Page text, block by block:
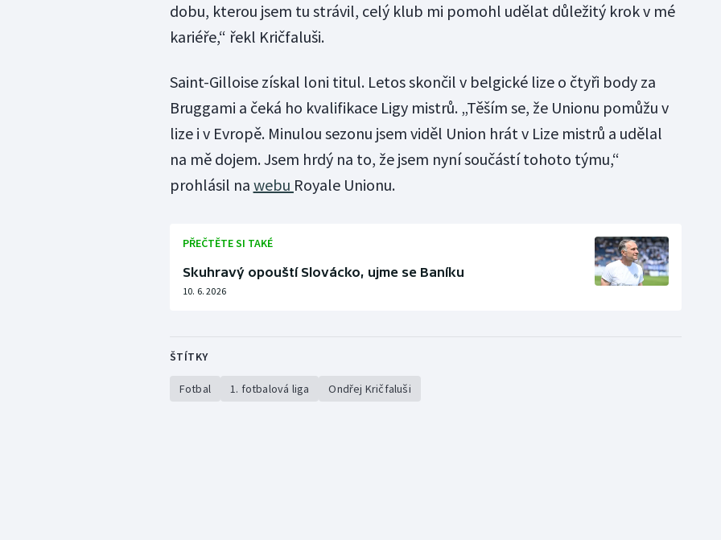
dobu, kterou jsem tu strávil, celý klub mi pomohl udělat důležitý krok v mé
kariéře,“ řekl Kričfaluši.
Saint-Gilloise získal loni titul. Letos skončil v belgické lize o čtyři body za
Bruggami a čeká ho kvalifikace Ligy mistrů. „Těším se, že Unionu pomůžu v
lize i v Evropě. Minulou sezonu jsem viděl Union hrát v Lize mistrů a udělal
na mě dojem. Jsem hrdý na to, že jsem nyní součástí tohoto týmu,“
prohlásil na webu Royale Unionu.
PŘEČTĚTE SI TAKÉ
Skuhravý opouští Slovácko, ujme se Baníku
10. 6. 2026
ŠTÍTKY
Fotbal 1. fotbalová liga Ondřej Kričfaluši